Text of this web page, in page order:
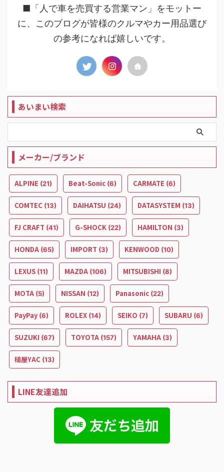
■「人で車を売買する営業マン」をモットー
に、このブログが皆様のクルマやカー用品選び
の参考になれば嬉しいです。
あいまい検索
メーカー/ブランド
ALPINE (21) Beat-Sonic (6) CARMATE (6)
COMTEC (13) DAIHATSU (24) DATASYSTEM (13)
FJ CRAFT (41) G-SHOCK (22) HAMILTON (3)
HONDA (65) IMPORT (3) KENWOOD (10)
LEXUS (11) MAZDA (106) MITSUBISHI (8)
MOTA (5) NISSAN (12) Panasonic (22)
PayPay(6) ROLEX (14) SEIKO (7) SUBARU (6)
SUZUKI (67) TOYOTA (157) YAMAHA (3)
槌屋YAC (13)
LINE友達追加